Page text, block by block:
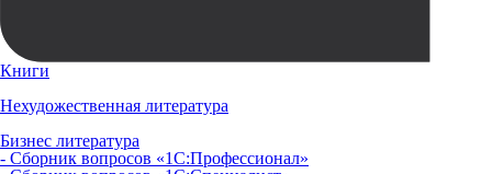
Книги
Нехудожественная литература
Бизнес литература
- Сборник вопросов «1С:Профессионал»